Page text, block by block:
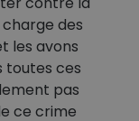
des
les avons
toutes ces
pas
ce crime